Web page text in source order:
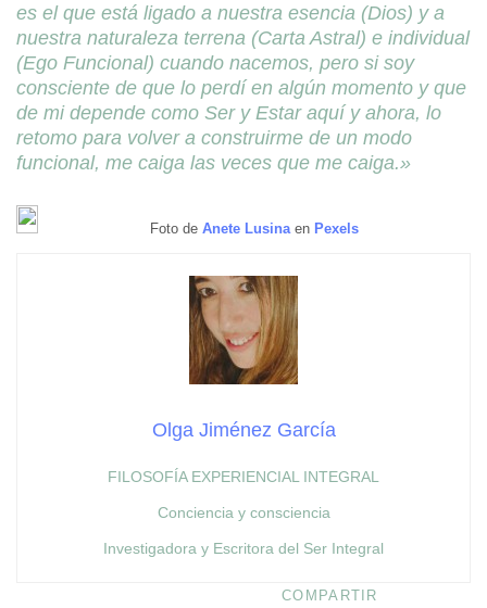
es el que está ligado a nuestra esencia (Dios) y a
nuestra naturaleza terrena (Carta Astral) e individual
(Ego Funcional) cuando nacemos, pero si soy
consciente de que lo perdí en algún momento y que
de mi depende como Ser y Estar aquí y ahora, lo
retomo para volver a construirme de un modo
funcional, me caiga las veces que me caiga.»
Foto de Anete Lusinaen Pexels
Olga Jiménez García
FILOSOFÍA EXPERIENCIAL INTEGRAL
Conciencia y consciencia
Investigadora y Escritora del Ser Integral
COMPARTIR